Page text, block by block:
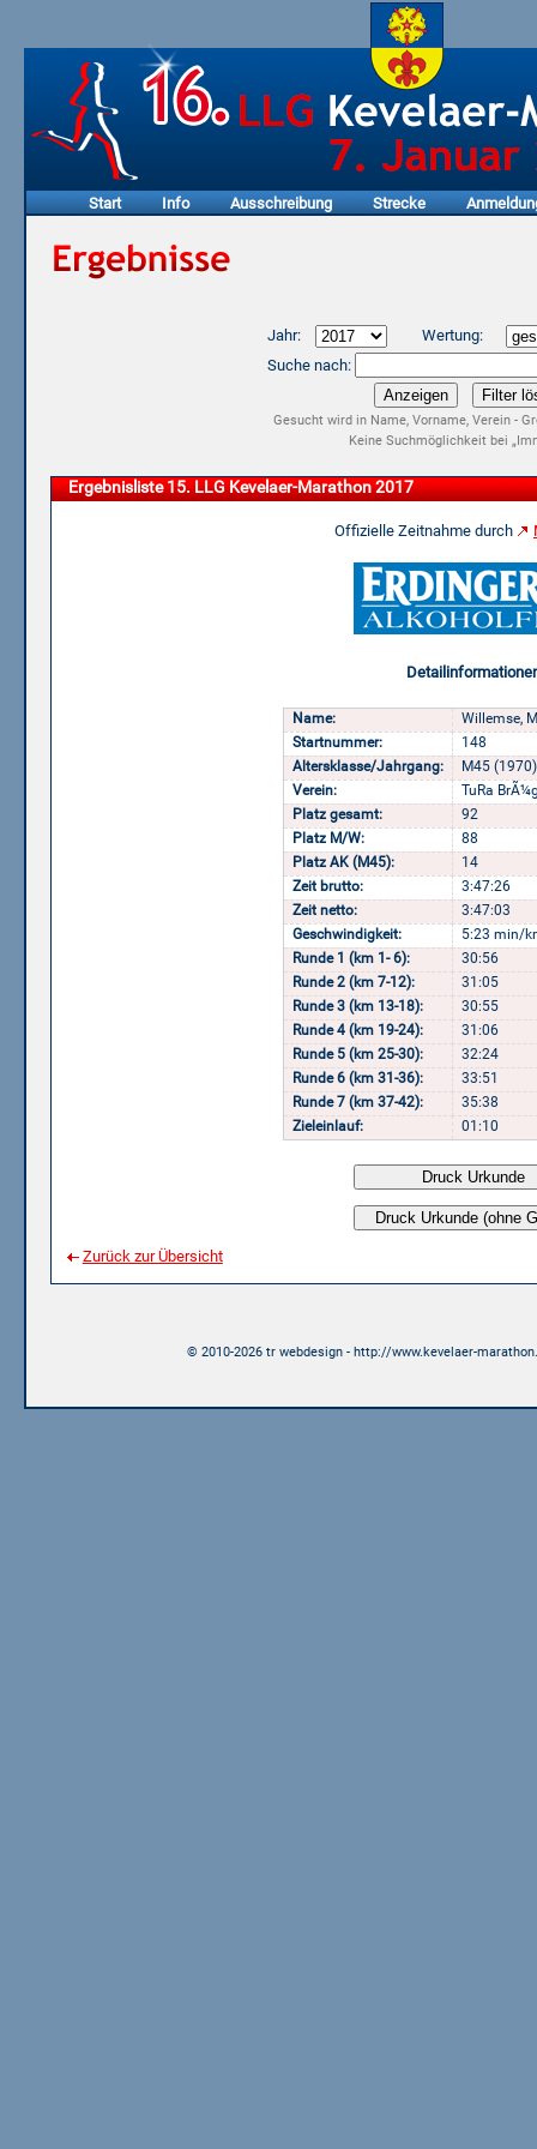
Start Info Ausschreibung Strecke
Jahr:
Wertung:
Suche nach:
Gesucht wird in Name, Vorname, Verein -
Keine Suchmöglichkeit bei
Ergebnisliste 15. LLG Kevelaer-Marathon 2017
Offizielle Zeitnahme durch
Name:
Willemse,
Startnummer:
148
Altersklasse/Jahrgang:
M45 (1970)
Verein:
TuRa
Platz gesamt:
92
Platz M/W:
88
Platz AK (M45):
14
Zeit brutto:
3:47:26
Zeit netto:
3:47:03
Geschwindigkeit:
5:23 min/
Runde 1 (km 1- 6):
30:56
Runde 2 (km 7-12):
31:05
Runde 3 (km 13-18):
30:55
Runde 4 (km 19-24):
31:06
Runde 5 (km 25-30):
32:24
Runde 6 (km 31-36):
33:51
Runde 7 (km 37-42):
35:38
Zieleinlauf:
01:10
Zurück zur Übersicht
© 2010-2026 tr webdesign - http://www.kevelaer-